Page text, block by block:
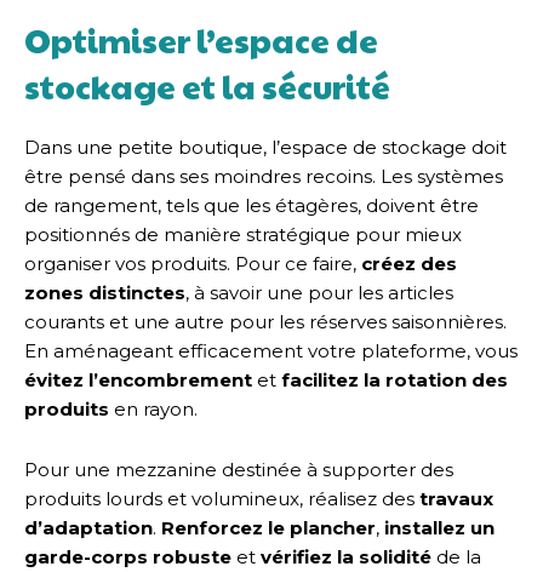
Optimiser l’espace de
stockage et la sécurité
Dans une petite boutique, l’espace de stockage doit
être pensé dans ses moindres recoins. Les systèmes
de rangement, tels que les étagères, doivent être
positionnés de manière stratégique pour mieux
organiser vos produits. Pour ce faire, créez des
zones distinctes, à savoir une pour les articles
courants et une autre pour les réserves saisonnières.
En aménageant efficacement votre plateforme, vous
évitez l’encombrement et facilitez la rotation des
produits en rayon.
Pour une mezzanine destinée à supporter des
produits lourds et volumineux, réalisez des travaux
d’adaptation. Renforcez le plancher, installez un
garde-corps robuste et vérifiez la solidité de la